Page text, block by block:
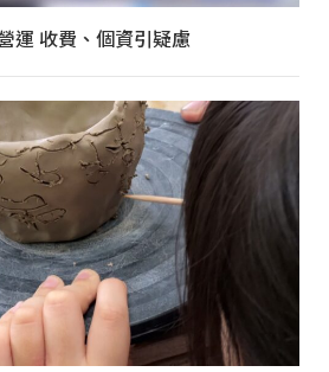
運 收費、個資引疑慮